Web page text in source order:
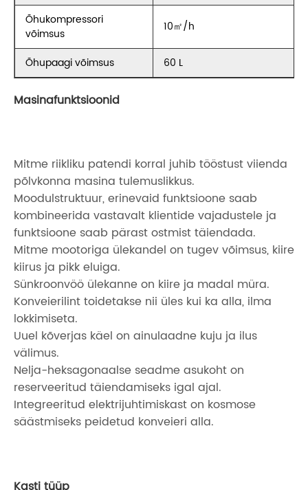
Õhukompressori
võimsus
10㎡/h
Õhupaagi võimsus 60 L
Masinafunktsioonid
Mitme riikliku patendi korral juhib tööstust viienda
põlvkonna masina tulemuslikkus.
Moodulstruktuur, erinevaid funktsioone saab
kombineerida vastavalt klientide vajadustele ja
funktsioone saab pärast ostmist täiendada.
Mitme mootoriga ülekandel on tugev võimsus, kiire
kiirus ja pikk eluiga.
Sünkroonvöö ülekanne on kiire ja madal müra.
Konveierilint toidetakse nii üles kui ka alla, ilma
lokkimiseta.
Uuel kõverjas käel on ainulaadne kuju ja ilus
välimus.
Nelja-heksagonaalse seadme asukoht on
reserveeritud täiendamiseks igal ajal.
Integreeritud elektrijuhtimiskast on kosmose
säästmiseks peidetud konveieri alla.